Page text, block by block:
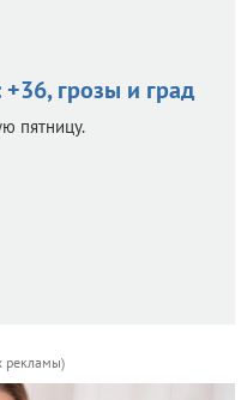
+36, грозы и град
пятницу.
рекламы)